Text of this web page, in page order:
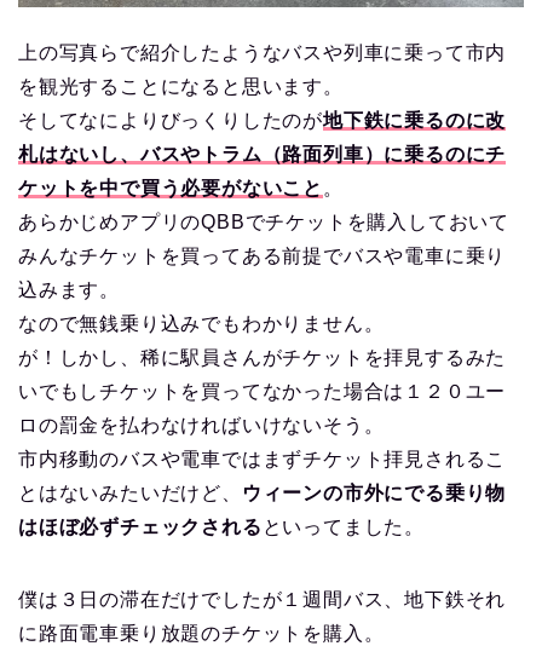
上の写真らで紹介したようなバスや列車に乗って市内
を観光することになると思います。
そしてなによりびっくりしたのが地下鉄に乗るのに改
札はないし、バスやトラム（路面列車）に乗るのにチ
ケットを中で買う必要がないこと 。
あらかじめアプリのQBBでチケットを購入しておいて
みんなチケットを買ってある前提でバスや電車に乗り
込みます。
なので無銭乗り込みでもわかりません。
が！しかし、稀に駅員さんがチケットを拝見するみた
いでもしチケットを買ってなかった場合は１２０ユー
ロの罰金を払わなければいけないそう。
市内移動のバスや電車ではまずチケット拝見されるこ
とはないみたいだけど、
ウィーンの市外にでる乗り物
はほぼ必ずチェックされる といってました。
僕は３日の滞在だけでしたが１週間バス、地下鉄それ
に路面電車乗り放題のチケットを購入。